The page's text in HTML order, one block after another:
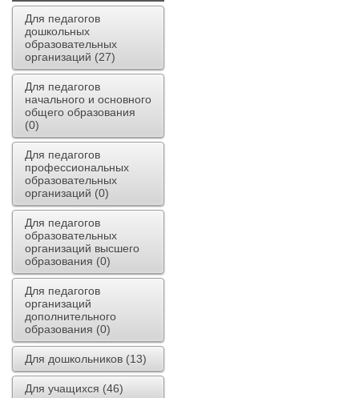
Для педагогов
дошкольных
образовательных
организаций (27)
Для педагогов
начального и основного
общего образования
(0)
Для педагогов
профессиональных
образовательных
организаций (0)
Для педагогов
образовательных
организаций высшего
образования (0)
Для педагогов
организаций
дополнительного
образования (0)
Для дошкольников (13)
Для учащихся (46)